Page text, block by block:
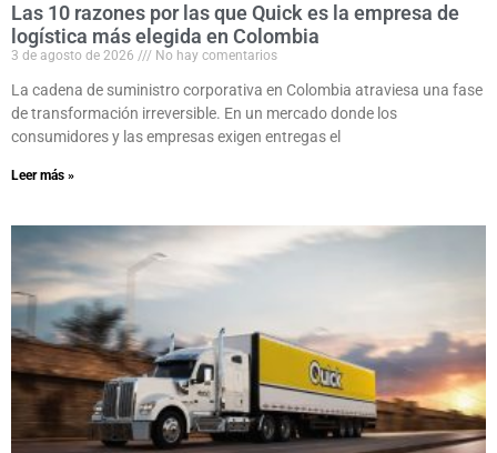
Las 10 razones por las que Quick es la empresa de
logística más elegida en Colombia
3 de agosto de 2026 No hay comentarios
La cadena de suministro corporativa en Colombia atraviesa una fase
de transformación irreversible. En un mercado donde los
consumidores y las empresas exigen entregas el
Leer más »